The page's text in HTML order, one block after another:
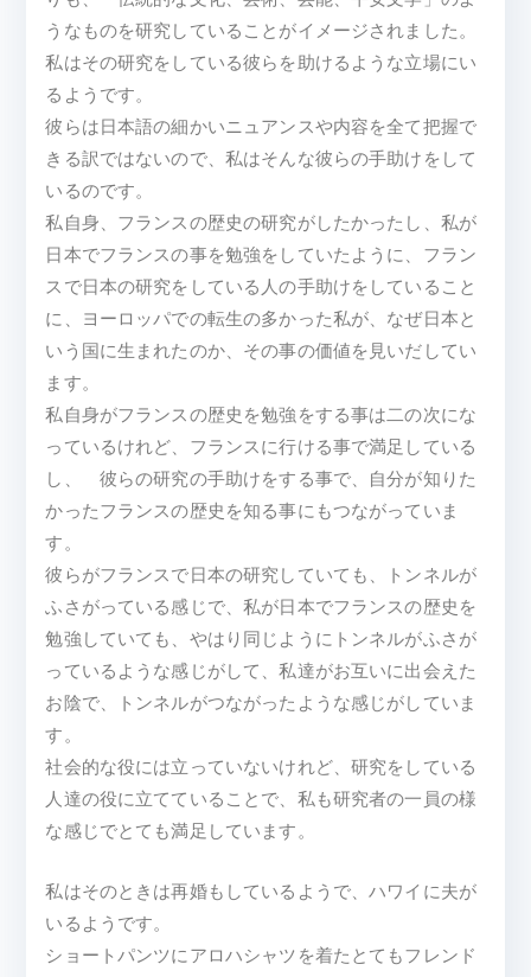
うなものを研究していることがイメージされました。
私はその研究をしている彼らを助けるような立場にい
るようです。
彼らは日本語の細かいニュアンスや内容を全て把握で
きる訳ではないので、私はそんな彼らの手助けをして
いるのです。
私自身、フランスの歴史の研究がしたかったし、私が
日本でフランスの事を勉強をしていたように、フラン
スで日本の研究をしている人の手助けをしていること
に、ヨーロッパでの転生の多かった私が、なぜ日本と
いう国に生まれたのか、その事の価値を見いだしてい
ます。
私自身がフランスの歴史を勉強をする事は二の次にな
っているけれど、フランスに行ける事で満足している
し、 彼らの研究の手助けをする事で、自分が知りた
かったフランスの歴史を知る事にもつながっていま
す。
彼らがフランスで日本の研究していても、トンネルが
ふさがっている感じで、私が日本でフランスの歴史を
勉強していても、やはり同じようにトンネルがふさが
っているような感じがして、私達がお互いに出会えた
お陰で、トンネルがつながったような感じがしていま
す。
社会的な役には立っていないけれど、研究をしている
人達の役に立てていることで、私も研究者の一員の様
な感じでとても満足しています。
私はそのときは再婚もしているようで、ハワイに夫が
いるようです。
ショートパンツにアロハシャツを着たとてもフレンド